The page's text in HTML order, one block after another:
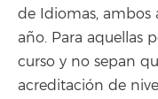
de Idiomas, ambos
año. Para aquellas
curso y no sepan
acreditación de